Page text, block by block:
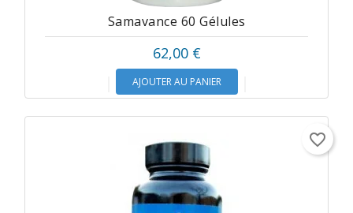
Samavance 60 Gélules
62,00 €
AJOUTER AU PANIER
favorite_border